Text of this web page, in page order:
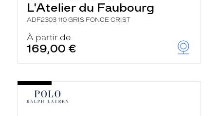
L'Atelier du Faubourg
ADF2303 110 GRIS FONCE CRIST
À partir de
169,00 €